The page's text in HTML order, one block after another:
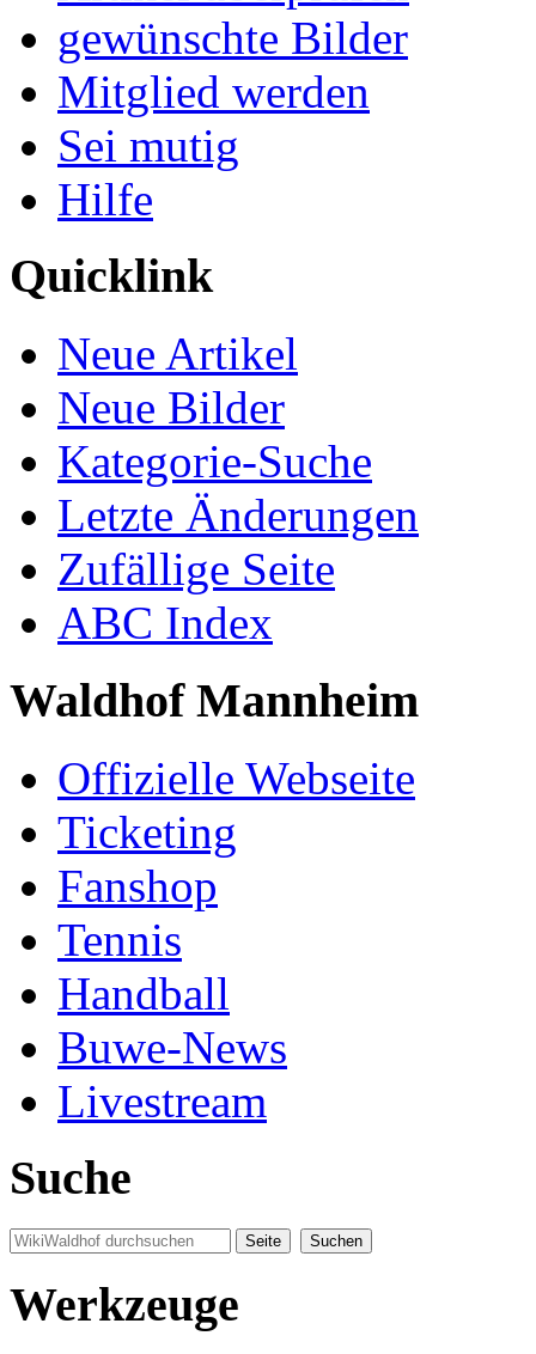
gewünschte Bilder
Mitglied werden
Sei mutig
Hilfe
Quicklink
Neue Artikel
Neue Bilder
Kategorie-Suche
Letzte Änderungen
Zufällige Seite
ABC Index
Waldhof Mannheim
Offizielle Webseite
Ticketing
Fanshop
Tennis
Handball
Buwe-News
Livestream
Suche
Werkzeuge